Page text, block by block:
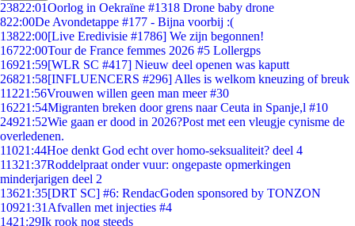
23822:01Oorlog in Oekraïne #1318 Drone baby drone
822:00De Avondetappe #177 - Bijna voorbij :(
13822:00[Live Eredivisie #1786] We zijn begonnen!
16722:00Tour de France femmes 2026 #5 Lollergps
16921:59[WLR SC #417] Nieuw deel openen was kaputt
26821:58[INFLUENCERS #296] Alles is welkom kneuzing of breuk
11221:56Vrouwen willen geen man meer #30
16221:54Migranten breken door grens naar Ceuta in Spanje,l #10
24921:52Wie gaan er dood in 2026?Post met een vleugje cynisme de
overledenen.
11021:44Hoe denkt God echt over homo-seksualiteit? deel 4
11321:37Roddelpraat onder vuur: ongepaste opmerkingen
minderjarigen deel 2
13621:35[DRT SC] #6: RendacGoden sponsored by TONZON
10921:31 Afvallen met injecties #4
1421:29Ik rook nog steeds